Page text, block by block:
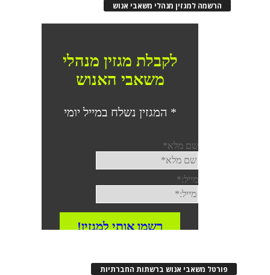
הרשמה למגזין מנהלי משאבי אנוש
פורטל משאבי אנוש ברשתות החברתיות